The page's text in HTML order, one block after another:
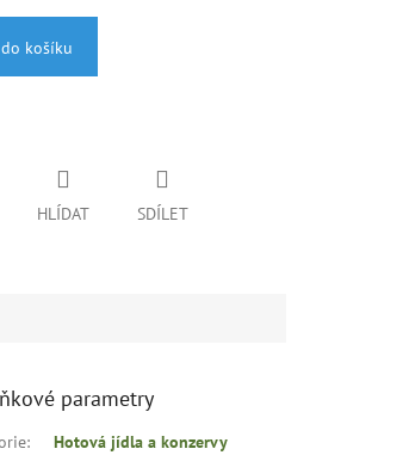
košíku
HLÍDAT SDÍLET
parametry
:
Hotová jídla a konzervy